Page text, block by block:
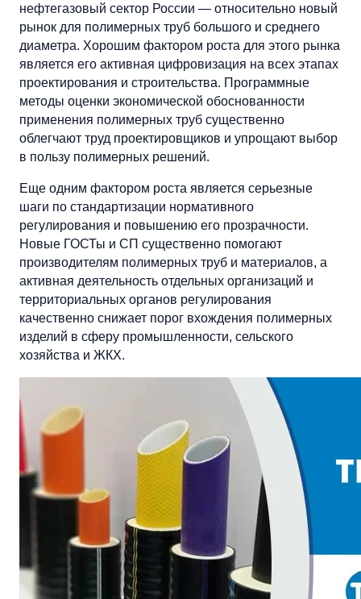
нефтегазовый сектор России — относительно новый
рынок для полимерных труб большого и среднего
диаметра. Хорошим фактором роста для этого рынка
является его активная цифровизация на всех этапах
проектирования и строительства. Программные
методы оценки экономической обоснованности
применения полимерных труб существенно
облегчают труд проектировщиков и упрощают выбор
в пользу полимерных решений.
Еще одним фактором роста является серьезные
шаги по стандартизации нормативного
регулирования и повышению его прозрачности.
Новые ГОСТы и СП существенно помогают
производителям полимерных труб и материалов, а
активная деятельность отдельных организаций и
территориальных органов регулирования
качественно снижает порог вхождения полимерных
изделий в сферу промышленности, сельского
хозяйства и ЖКХ.